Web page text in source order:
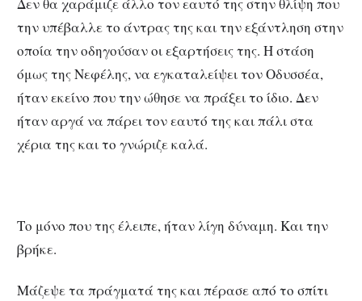
την υπέβαλλε το άντρας της και την εξάντληση στην
οποία την οδηγούσαν οι εξαρτήσεις της. Η στάση
όμως της Νεφέλης, να εγκαταλείψει τον Οδυσσέα,
ήταν εκείνο που την ώθησε να πράξει το ίδιο. Δεν
ήταν αργά να πάρει τον εαυτό της και πάλι στα
χέρια της και το γνώριζε καλά.
Το μόνο που της έλειπε, ήταν λίγη δύναμη. Και την
βρήκε.
Μάζεψε τα πράγματά της και πέρασε από το σπίτι